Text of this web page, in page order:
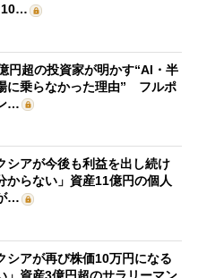
円超の投資家が明かす“AI・半
に乗らなかった理由” フルポ
…
シアが今後も利益を出し続け
からない」資産11億円の個人
…
シアが再び株価10万円になる
」資産3億円超のサラリーマン